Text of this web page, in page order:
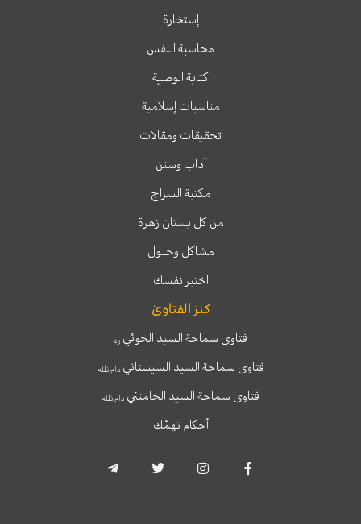
إستخارة
محاسبة النفس
كتابة الوصية
مناسبات إسلامية
تحقيقات ومقالات
آداب وسنن
مكتبة السراج
من كل بستان زهرة
مشاكل وحلول
اختبر نفسك
كنز الفتاوىٰ
فتاوى سماحة السيد الخوئيره
فتاوى سماحة السيد السيستانيدام ظله
فتاوى سماحة السيد الخامنئي دام ظله
أحكام تهمّك
a
c
s
i
l